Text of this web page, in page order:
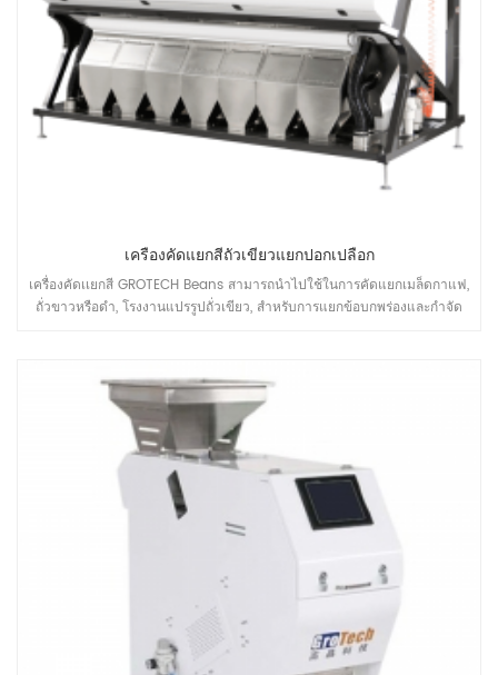
เครื่องคัดแยกสีถั่วเขียวแยกปอกเปลือก
เครื่องคัดเเยกสี GROTECH Beans สามารถนำไปใช้ในการคัดแยกเมล็ดกาแฟ,
ถั่วขาวหรือดำ, โรงงานแปรรูปถั่วเขียว, สำหรับการแยกข้อบกพร่องและกำจัด